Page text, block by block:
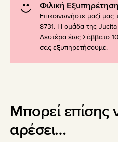
Φιλική Εξυπηρέτηση
Επικοινωνήστε μαζί
8731. Η ομάδα της Jucita
Δευτέρα έως Σάββατο
σας εξυπηρετήσουμε.
Μπορεί επίσης
αρέσει…